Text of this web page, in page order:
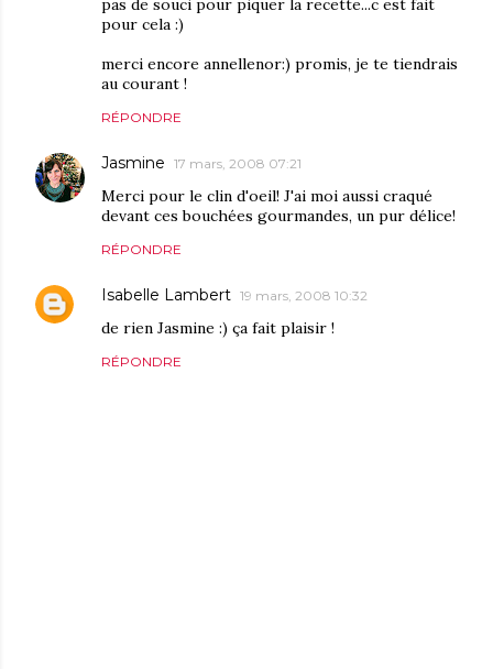
pas de souci pour piquer la recette...c est fait
pour cela :)
merci encore annellenor:) promis, je te tiendrais
au courant !
RÉPONDRE
Jasmine 17 mars, 2008 07:21
Merci pour le clin d'oeil! J'ai moi aussi craqué
devant ces bouchées gourmandes, un pur délice!
RÉPONDRE
Isabelle Lambert 19 mars, 2008 10:32
de rien Jasmine :) ça fait plaisir !
RÉPONDRE